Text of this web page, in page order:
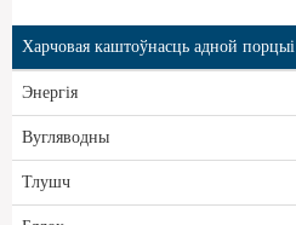
Харчовая каштоўнасць адной порцыі
Энергія
Вугляводны
Тлушч